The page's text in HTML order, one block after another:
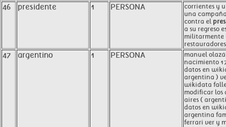
46 presidente 1 PERSONA
corrientes y
una
contra el
a su regreso
militarmente
47 argentino 1 PERSONA
manuel
nacimiento
datos en
argentina )
wikidata
modificar los
aires (
datos en
argentina
ferrari ver y